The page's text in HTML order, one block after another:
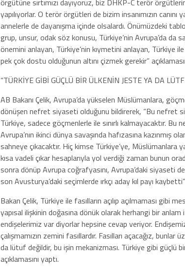
örgütüne sırtımızı dayıyoruz, biz DHKP-C terör
yapılıyorlar. O terör örgütleri de bizim insanımızın canını
annelerle de dayanışma içinde olsalardı. Önümüzdeki
grup, unsur, odak söz konusu, Türkiye’nin Avrupa’da da
önemini anlayan, Türkiye’nin kıymetini anlayan, Türkiye
pek çok dostu olduğunun altını çizmek gerekir”
“TÜRKİYE GİBİ GÜÇLÜ BİR ÜLKENİN JESTE YA DA
AB Bakanı Çelik, Avrupa’da yükselen Müslümanlara,
dönüşen nefret siyaseti olduğunu bildirerek, “Bu nefret
Türkiye, sadece göçmenlerle ile sınırlı kalmayacaktır.
Avrupa’nın ikinci dünya savaşında hafızasına kazınmış
sahneye çıkacaktır. Hiç kimse Türkiye’ye,
kısa vadeli çıkar hesaplarıyla yol verdiği zaman bunun
sonra dönüp Avrupa coğrafyasını, Avrupa’daki siyaseti
son Avusturya’daki seçimlerde ırkçı aday kıl payı
Bakan Çelik, Türkiye ile fasılların açılıp açılmaması gibi
yapısal ilişkinin doğasına dönük olarak herhangi bir
endişelerimiz var diyorlar hepsine cevap veriyor.
çalışmamızın zemini fasıllardır. Fasılları açacağız, bunlar
da lütuf değildir, bu işin mekanizması. Türkiye gibi güçlü
açıklamasını yaptı.